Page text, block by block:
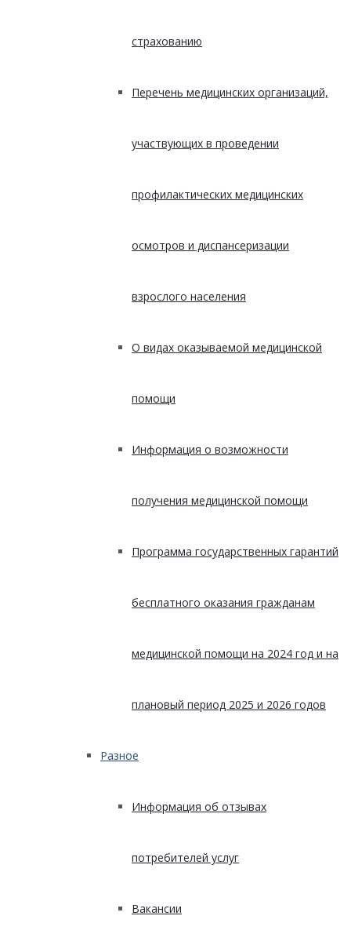
страхованию
Перечень медицинских организаций,
участвующих в проведении
профилактических медицинских
осмотров и диспансеризации
взрослого населения
О видах оказываемой медицинской
помощи
Информация о возможности
получения медицинской помощи
Программа государственных гарантий
бесплатного оказания гражданам
медицинской помощи на 2024 год и на
плановый период 2025 и 2026 годов
Разное
Информация об отзывах
потребителей услуг
Вакансии